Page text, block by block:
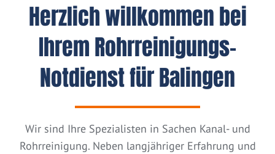
Herzlich willkommen bei
Ihrem Rohrreinigungs-
Notdienst für Balingen
Wir sind Ihre Spezialisten in Sachen Kanal- und
Rohrreinigung. Neben langjähriger Erfahrung und